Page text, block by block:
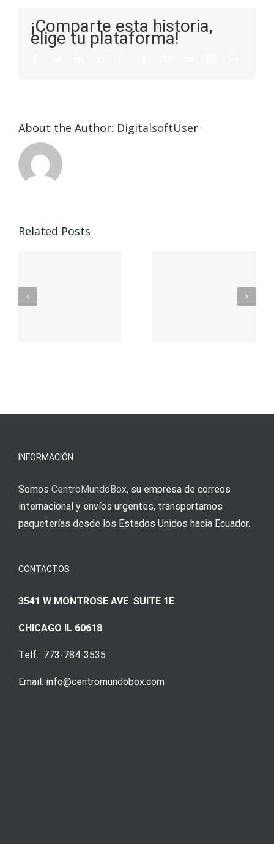
¡Comparte esta historia,
elige tu plataforma!
About the Author: DigitalsoftUser
Related Posts– Ο
durch
erfordert
INFORMACIÓN
Somos CentroMundoBox, su empresa de correos
internacional y envíos urgentes, transportamos
paqueterías desde los Estados Unidos hacia Ecuador.
CONTACTOS
3541 W MONTROSE AVE SUITE 1E
CHICAGO IL 60618
Telf. 773-784-3535
Email. info@centromundobox.com